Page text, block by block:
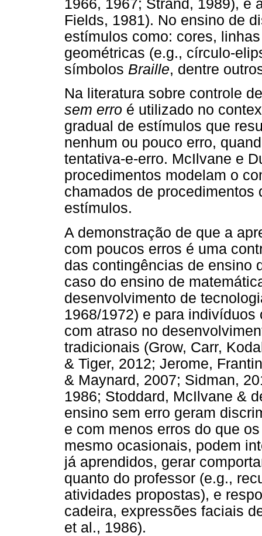
1966, 1967; Strand, 1989), e
Fields, 1981). No ensino de
estímulos como: cores,
geométricas (e.g., círculo-
símbolos Braille, dentre
Na literatura sobre controle
sem erro é utilizado no
gradual de estímulos que
nenhum ou pouco erro,
tentativa-e-erro. McIlvane e
procedimentos modelam o
chamados de procedimentos
estímulos.
A demonstração de que a
com poucos erros é uma
das contingências de ensino
caso do ensino de
desenvolvimento de
1968/1972) e para
com atraso no
tradicionais (Grow, Carr,
& Tiger, 2012; Jerome,
& Maynard, 2007; Sidman,
1986; Stoddard, McIlvane &
ensino sem erro geram
e com menos erros do que
mesmo ocasionais, podem
já aprendidos, gerar
quanto do professor (e.g.,
atividades propostas), e
cadeira, expressões faciais
et al., 1986).